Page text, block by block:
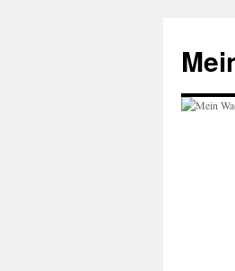
springen